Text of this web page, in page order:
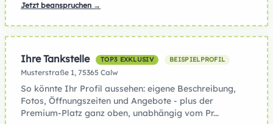
Jetzt beanspruchen →
Ihre Tankstelle TOP3 EXKLUSIV BEISPIELPROFIL
Musterstraße 1, 75365 Calw
So könnte Ihr Profil aussehen: eigene Beschreibung,
Fotos, Öffnungszeiten und Angebote - plus der
Premium-Platz ganz oben, unabhängig vom Pr...